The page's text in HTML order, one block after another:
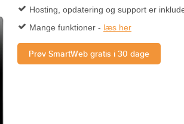
Hosting, opdatering og support er
Mange funktioner - læs her
Prøv SmartWeb gratis i 30 dage